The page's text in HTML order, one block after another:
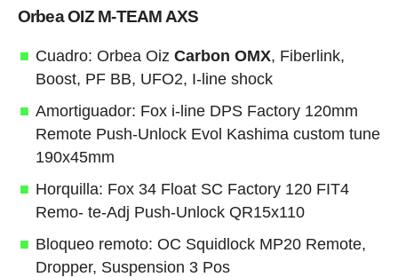
Orbea OIZ M-TEAM AXS
Cuadro: Orbea Oiz Carbon OMX, Fiberlink,
Boost, PF BB, UFO2, I-line shock
Amortiguador: Fox i-line DPS Factory 120mm
Remote Push-Unlock Evol Kashima custom tune
190x45mm
Horquilla: Fox 34 Float SC Factory 120 FIT4
Remo- te-Adj Push-Unlock QR15x110
Bloqueo remoto: OC Squidlock MP20 Remote,
Dropper, Suspension 3 Pos